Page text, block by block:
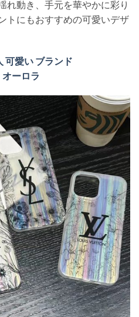
れ動き、手元を華やかに彩り
トにもおすすめの可愛いデザ
可愛い ブランド
ーロラ